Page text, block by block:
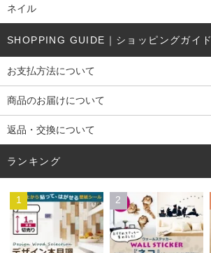
ネイル
SHOPPING GUIDE｜ショッピングガイド
お支払方法について
商品のお届けについて
返品・交換について
ランキング
1 2